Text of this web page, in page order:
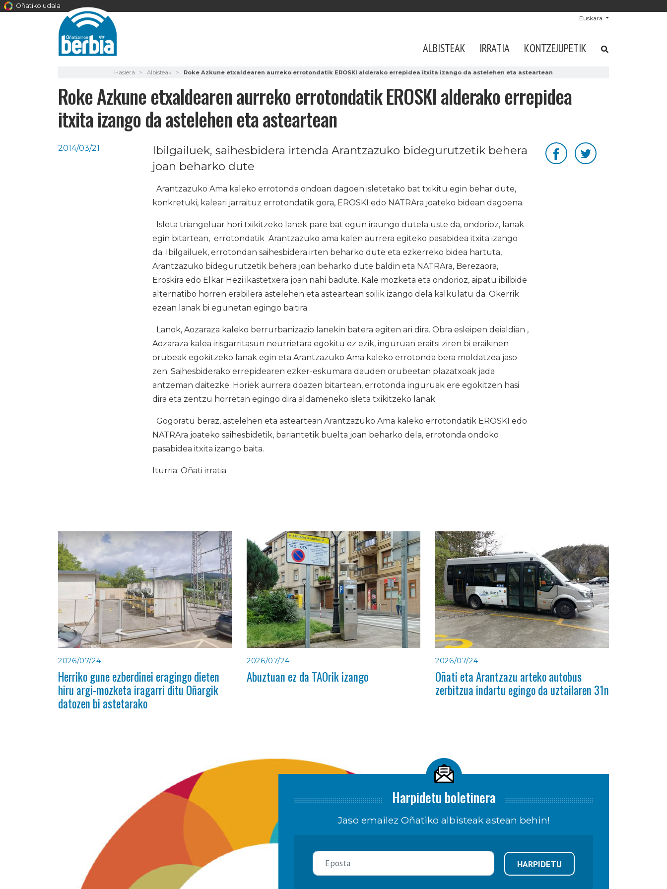
Oñatiko udala
Euskara
ALBISTEAK IRRATIA KONTZEJUPETIK
Hasiera Albisteak Roke Azkune etxaldearen aurreko errotondatik EROSKI alderako errepidea itxita izango da astelehen eta asteartean
Roke Azkune etxaldearen aurreko errotondatik EROSKI alderako errepidea
itxita izango da astelehen eta asteartean
2014/03/21
Ibilgailuek, saihesbidera irtenda Arantzazuko bidegurutzetik behera
joan beharko dute
Arantzazuko Ama kaleko errotonda ondoan dagoen isletetako bat txikitu egin behar dute,
konkretuki, kaleari jarraituz errotondatik gora, EROSKI edo NATRAra joateko bidean dagoena.
Isleta triangeluar hori txikitzeko lanek pare bat egun iraungo dutela uste da, ondorioz, lanak
egin bitartean, errotondatik Arantzazuko ama kalen aurrera egiteko pasabidea itxita izango
da. Ibilgailuek, errotondan saihesbidera irten beharko dute eta ezkerreko bidea hartuta,
Arantzazuko bidegurutzetik behera joan beharko dute baldin eta NATRAra, Berezaora,
Eroskira edo Elkar Hezi ikastetxera joan nahi badute. Kale mozketa eta ondorioz, aipatu ibilbide
alternatibo horren erabilera astelehen eta asteartean soilik izango dela kalkulatu da. Okerrik
ezean lanak bi egunetan egingo baitira.
Lanok, Aozaraza kaleko berrurbanizazio lanekin batera egiten ari dira. Obra esleipen deialdian ,
Aozaraza kalea irisgarritasun neurrietara egokitu ez ezik, inguruan eraitsi ziren bi eraikinen
orubeak egokitzeko lanak egin eta Arantzazuko Ama kaleko errotonda bera moldatzea jaso
zen. Saihesbiderako errepidearen ezker-eskumara dauden orubeetan plazatxoak jada
antzeman daitezke. Horiek aurrera doazen bitartean, errotonda inguruak ere egokitzen hasi
dira eta zentzu horretan egingo dira aldameneko isleta txikitzeko lanak.
Gogoratu beraz, astelehen eta asteartean Arantzazuko Ama kaleko errotondatik EROSKI edo
NATRAra joateko saihesbidetik, bariantetik buelta joan beharko dela, errotonda ondoko
pasabidea itxita izango baita.
Iturria: Oñati irratia
2026/07/24
Herriko gune ezberdinei eragingo dieten
hiru argi-mozketa iragarri ditu Oñargik
datozen bi astetarako
2026/07/24
Abuztuan ez da TAOrik izango
2026/07/24
Oñati eta Arantzazu arteko autobus
zerbitzua indartu egingo da uztailaren 31n
Harpidetu boletinera
Jaso emailez Oñatiko albisteak astean behin!
HARPIDETU